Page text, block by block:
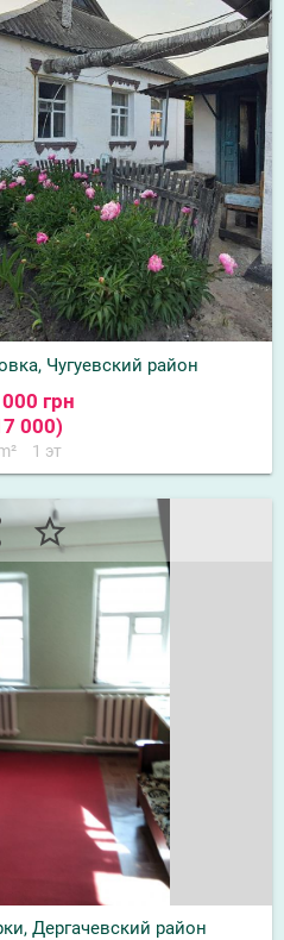
Чугуевский район
грн
000)
1 эт
star_border
Дергачевский район